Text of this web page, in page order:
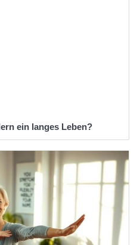
ein langes Leben?